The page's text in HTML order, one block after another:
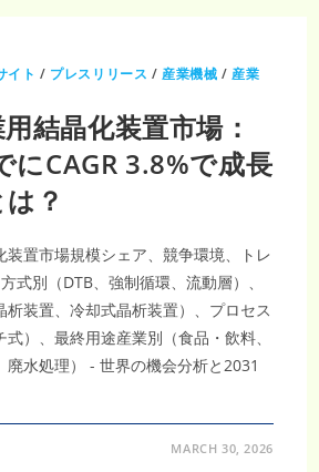
イト / プレスリリース /産業機械 /産業
結晶化装置市場：
にCAGR 3.8%で成長
？
装置市場規模シェア、競争環境、トレ
式別（DTB、強制循環、流動層）、
析装置、冷却式晶析装置）、プロセス
）、最終用途産業別（食品・飲料、
廃水処理） - 世界の機会分析と2031
MARCH 30, 2026